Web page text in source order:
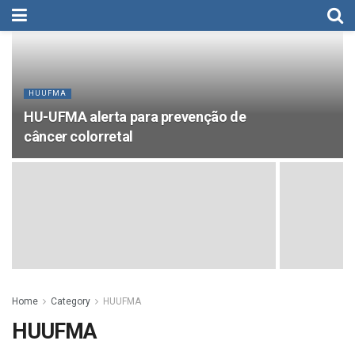
HUUFMA
HU-UFMA alerta para prevenção de
câncer colorretal
Home Category HUUFMA
HUUFMA